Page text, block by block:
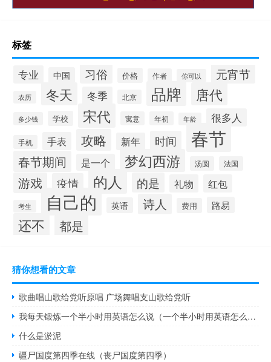
标签
专业 中国 习俗 价格 作者 你可以 元宵节
农历 冬天 冬季 北京 品牌 唐代
多少钱 学校 宋代 寓意 年初 年龄 很多人
手机 手表 攻略 新年 时间 春节
春节期间 是一个 梦幻西游 汤圆 法国
游戏 疫情 的人 的是 礼物 红包
考生 自己的 英语 诗人 费用 路易
还不 都是
猜你想看的文章
歌曲唱山歌给党听原唱 广场舞唱支山歌给党听
我每天锻炼一个半小时用英语怎么说（一个半小时用英语怎么说）
什么是淤泥
疆尸国度第四季在线（丧尸国度第四季）